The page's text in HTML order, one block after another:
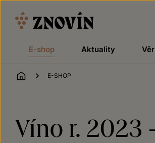
E-shop Aktuality
ÚVOD
E-SHOP
Víno r. 2023